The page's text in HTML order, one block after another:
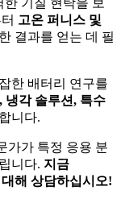
고온 퍼니스 및
결과를 얻는 데 필
한 배터리 연구를
냉각 솔루션, 특수
니다.
가가 특정 응용 분
니다. 지금
해 상담하십시오!